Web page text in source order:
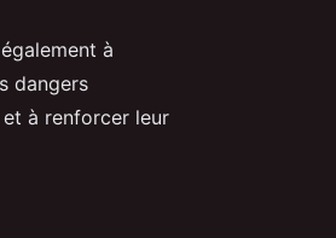
à
dangers
à renforcer leur